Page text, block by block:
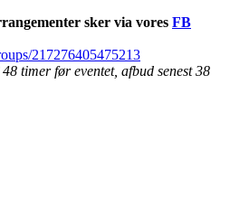
sker via vores FB
217276405475213
timer før eventet, afbud senest 38